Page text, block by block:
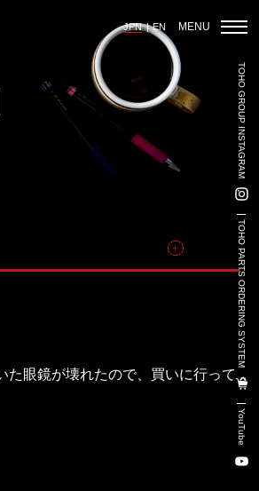
JPN EN MENU
コンサルティング事業
TOHO GROUP INSTAGRAM
TOHO PARTS ORDERING SYSTEM
YouTube
その他
た眼鏡が壊れたので、買いに行って